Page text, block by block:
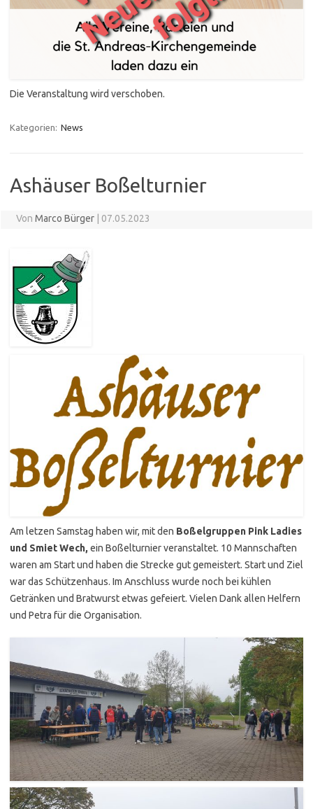
Die Veranstaltung wird verschoben.
Kategorien: News
Ashäuser Boßelturnier
Von Marco Bürger 07.05.2023
Am letzen Samstag haben wir, mit den Boßelgruppen Pink Ladies
und Smiet Wech, ein Boßelturnier veranstaltet. 10 Mannschaften
waren am Start und haben die Strecke gut gemeistert. Start und Ziel
war das Schützenhaus. Im Anschluss wurde noch bei kühlen
Getränken und Bratwurst etwas gefeiert. Vielen Dank allen Helfern
und Petra für die Organisation.